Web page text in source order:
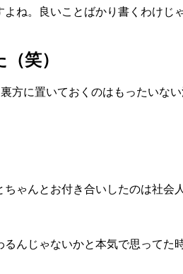
ね。良いことばかり書くわけ
笑）
に置いておくのはもったいな
ゃんとお付き合いしたのは社会
んじゃないかと本気で思ってた